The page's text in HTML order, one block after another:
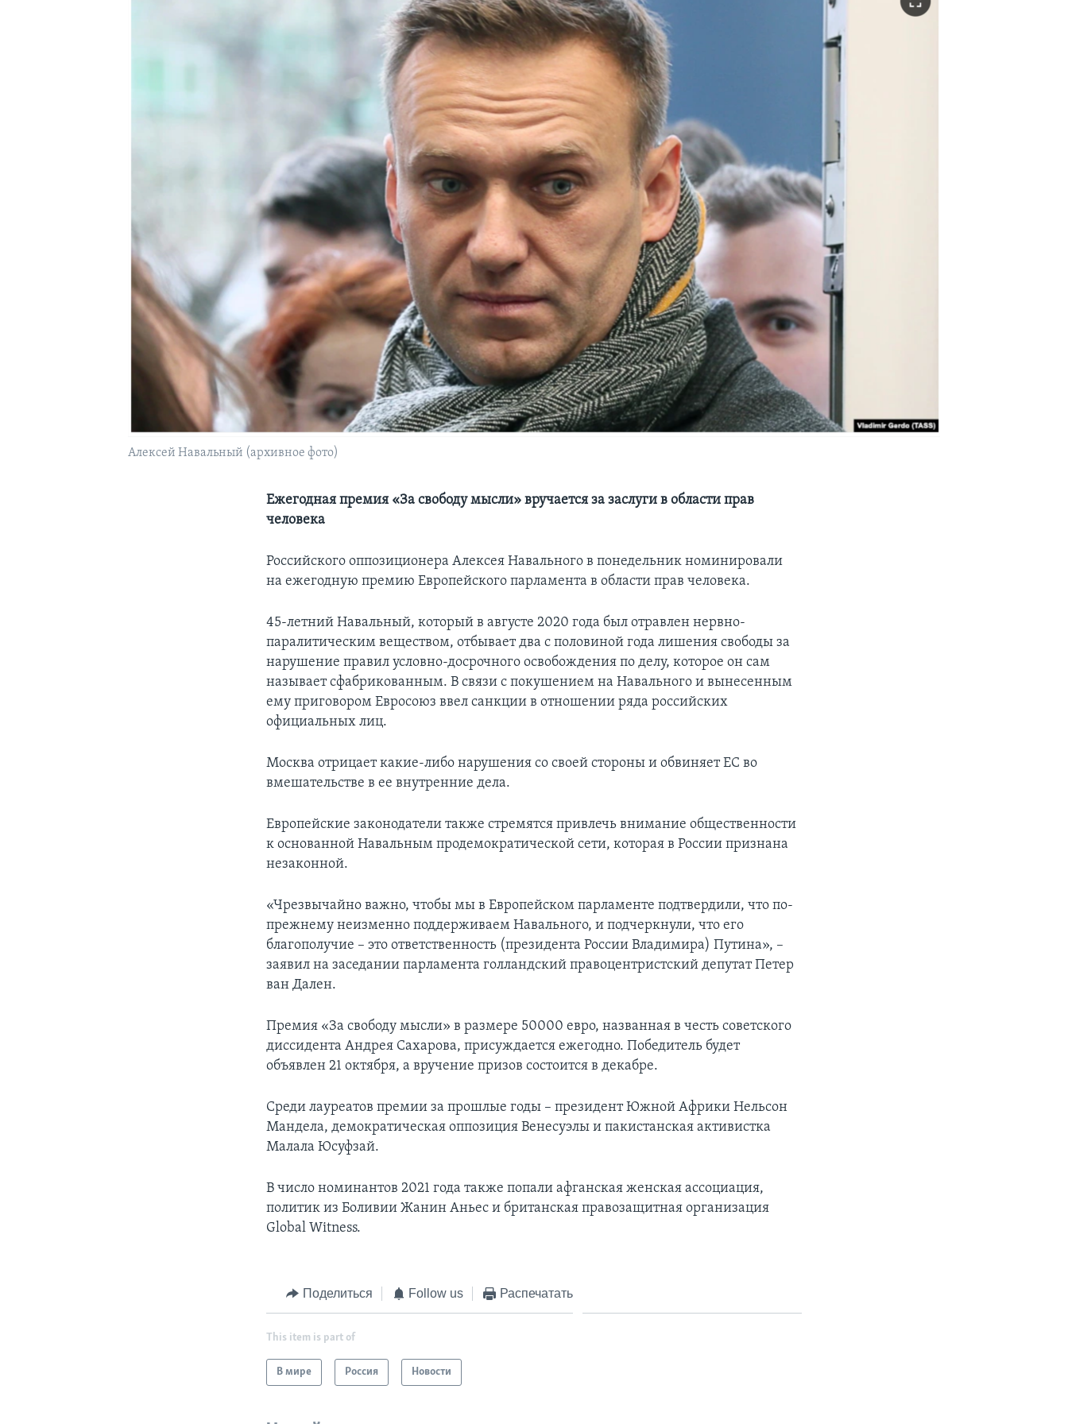
Алексей Навальный (архивное фото)
Ежегодная премия «За свободу мысли» вручается за заслуги в области прав
человека
Российского оппозиционера Алексея Навального в понедельник номинировали
на ежегодную премию Европейского парламента в области прав человека.
45-летний Навальный, который в августе 2020 года был отравлен нервно-
паралитическим веществом, отбывает два с половиной года лишения свободы за
нарушение правил условно-досрочного освобождения по делу, которое он сам
называет сфабрикованным. В связи с покушением на Навального и вынесенным
ему приговором Евросоюз ввел санкции в отношении ряда российских
официальных лиц.
Москва отрицает какие-либо нарушения со своей стороны и обвиняет ЕС во
вмешательстве в ее внутренние дела.
Европейские законодатели также стремятся привлечь внимание общественности
к основанной Навальным продемократической сети, которая в России признана
незаконной.
«Чрезвычайно важно, чтобы мы в Европейском парламенте подтвердили, что по-
прежнему неизменно поддерживаем Навального, и подчеркнули, что его
благополучие – это ответственность (президента России Владимира) Путина», –
заявил на заседании парламента голландский правоцентристский депутат Петер
ван Дален.
Премия «За свободу мысли» в размере 50000 евро, названная в честь советского
диссидента Андрея Сахарова, присуждается ежегодно. Победитель будет
объявлен 21 октября, а вручение призов состоится в декабре.
Среди лауреатов премии за прошлые годы – президент Южной Африки Нельсон
Мандела, демократическая оппозиция Венесуэлы и пакистанская активистка
Малала Юсуфзай.
В число номинантов 2021 года также попали афганская женская ассоциация,
политик из Боливии Жанин Аньес и британская правозащитная организация
Global Witness.
Поделиться Follow us Распечатать
This item is part of
В мире Россия Новости